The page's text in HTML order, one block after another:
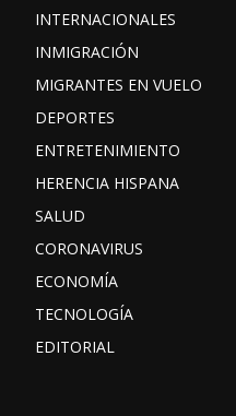
INTERNACIONALES
INMIGRACIÓN
MIGRANTES EN VUELO
DEPORTES
ENTRETENIMIENTO
HERENCIA HISPANA
SALUD
CORONAVIRUS
ECONOMÍA
TECNOLOGÍA
EDITORIAL